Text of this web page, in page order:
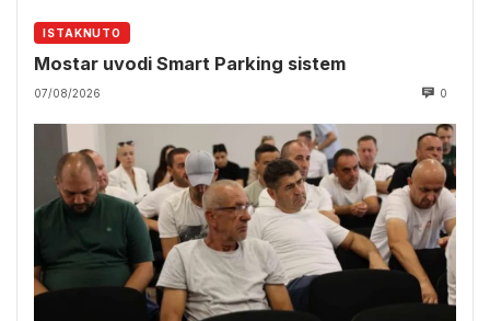
ISTAKNUTO
Mostar uvodi Smart Parking sistem
07/08/2026 0